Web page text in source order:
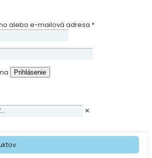
alebo e-mailová adresa *
Prihlásenie
✕